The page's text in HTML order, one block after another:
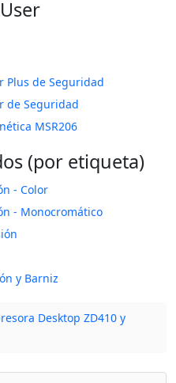
Plus de Seguridad
de Seguridad
MSR206
(por etiqueta)
- Color
- Monocromático
y Barniz
Desktop ZD410 y